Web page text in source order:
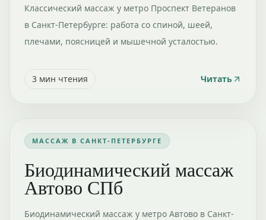
Классический массаж у метро Проспект Ветеранов
в Санкт-Петербурге: работа со спиной, шеей,
плечами, поясницей и мышечной усталостью.
3 мин чтения Читать
МАССАЖ В САНКТ-ПЕТЕРБУРГЕ
Биодинамический массаж
Автово СПб
Биодинамический массаж у метро Автово в Санкт-